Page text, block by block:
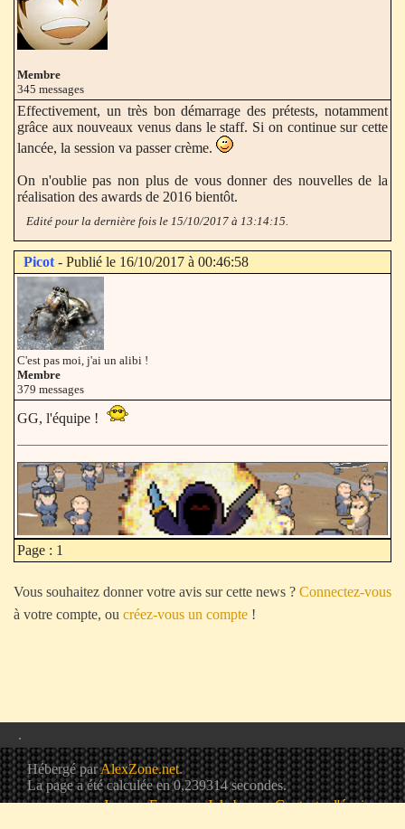
Page : 1
Membre
345 messages
Effectivement, un très bon démarrage des prétests, notamment
grâce aux nouveaux venus dans le staff. Si on continue sur cette
lancée, la session va passer crème.
On n'oublie pas non plus de vous donner des nouvelles de la
réalisation des awards de 2016 bientôt.
Edité pour la dernière fois le 15/10/2017 à 13:14:15.
Picot - Publié le 16/10/2017 à 00:46:58
C'est pas moi, j'ai un alibi !
Membre
379 messages
GG, l'équipe !
Vous souhaitez donner votre avis sur cette news ? Connectez-vous
à votre compte, ou créez-vous un compte !
.
Hébergé parAlexZone.net.
La page a été calculée en 0,239314 secondes.
Jeux
Forum Jukebox Contacter l'équipe